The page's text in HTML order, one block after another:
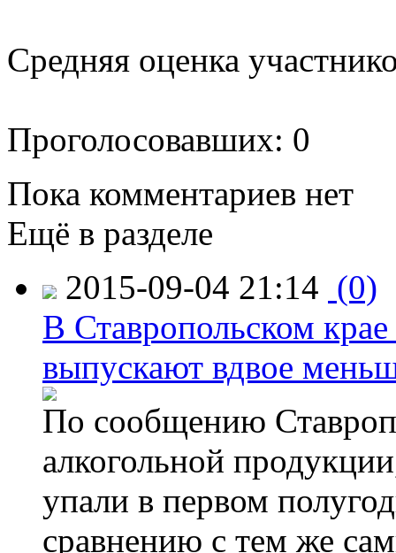
Средняя оценка
Проголосовавших: 0
Пока комментариев нет
Ещё в разделе
2015-09-04 21:14 (0)
В Ставропольском
выпускают вдвое
По сообщению
алкогольной
упали в первом
сравнению с тем же